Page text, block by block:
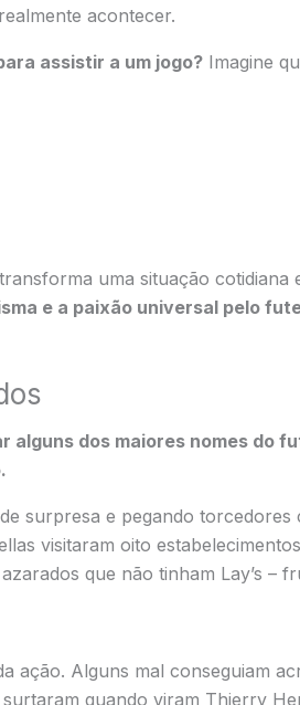
acontecer.
assistir a um jogo? Imagine
uma situação cotidiana
e a paixão universal pelo
alguns dos maiores nomes do
surpresa e pegando torcedores
visitaram oito
que não tinham Lay’s –
ação. Alguns mal conseguiam
quando viram Thierry